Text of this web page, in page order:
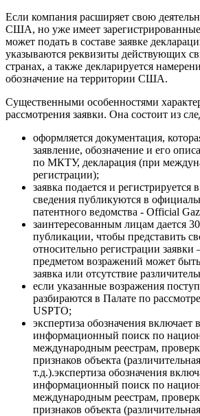
Если компания расширяет свою
США, но уже имеет
может подать в составе заявке
указываются реквизиты действующих
странах, а также декларируется
обозначение на территории США.
Существенными особенностями
рассмотрения заявки. Она состоит из
оформляется документация,
заявление, обозначение и его
по МКТУ, декларация (при
регистрации);
заявка подается и регистрируется
сведения публикуются в
патентного ведомства - Official
заинтересованным лицам дается
публикации, чтобы представить
относительно регистрации заявки
предметом возражений может
заявка или отсутствие
если указанные возражения
разбираются в Палате по
USPTO;
экспертиза обозначения включает
информационный поиск по
международным реестрам,
признаков объекта
т.д.).экспертиза обозначения
информационный поиск по
международным реестрам,
признаков объекта